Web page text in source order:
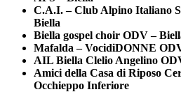
C.A.I. – Club Alpino Italiano
Biella
Biella gospel choir ODV –
Mafalda – VocidiDONNE
AIL Biella Clelio Angelino
Amici della Casa di Riposo
Occhieppo Inferiore